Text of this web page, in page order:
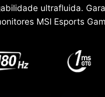
ultrafluida.
MSI Esports